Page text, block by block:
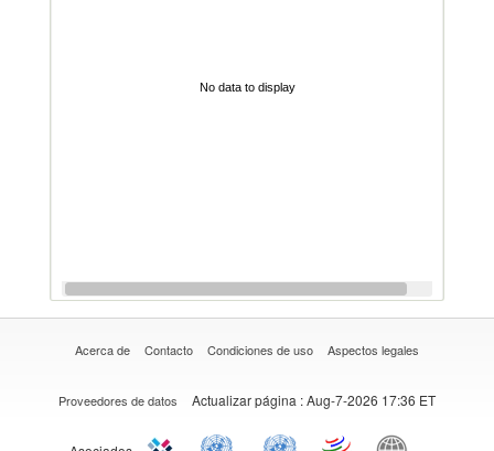
No data to display
Acerca de Contacto Condiciones de uso Aspectos legales
Proveedores de datos Actualizar página : Aug-7-2026 17:36 ET